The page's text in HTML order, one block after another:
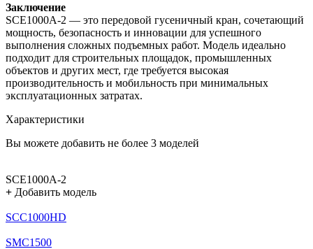
Заключение
SCE1000A-2 — это передовой гусеничный кран, сочетающий
мощность, безопасность и инновации для успешного
выполнения сложных подъемных работ. Модель идеально
подходит для строительных площадок, промышленных
объектов и других мест, где требуется высокая
производительность и мобильность при минимальных
эксплуатационных затратах.
Характеристики
Вы можете добавить не более 3 моделей
SCE1000A-2
+ Добавить модель
SCC1000HD
SMC1500